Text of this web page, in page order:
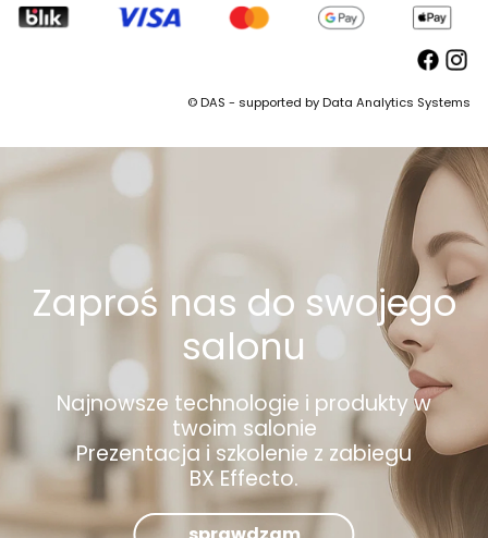
© DAS - supported by Data Analytics Systems
Zaproś nas do swojego
salonu
Najnowsze technologie i produkty w
twoim salonie
Prezentacja i szkolenie z zabiegu
BX Effecto.